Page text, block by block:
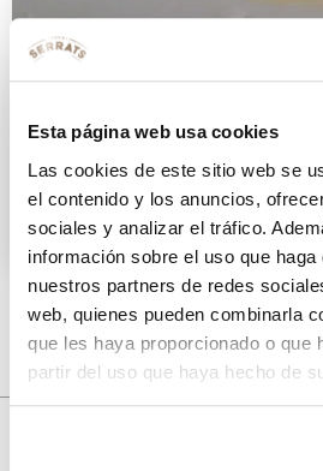
Esta página web usa cookies
Las cookies de este sitio web se
el contenido y los anuncios,
sociales y analizar el tráfico.
información sobre el uso que
nuestros partners de redes
web, quienes pueden combinarla
que les haya proporcionado o que
partir del uso que haya hecho de
Ensalada de
del Norte